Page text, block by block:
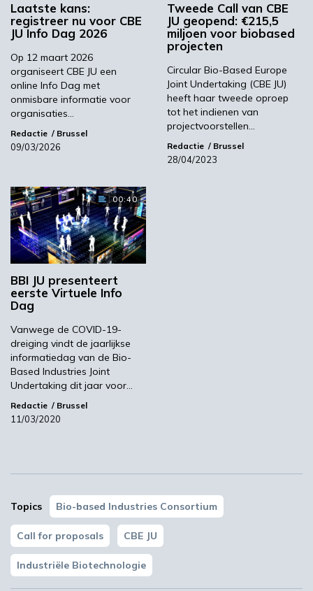
geregistreerde aanvragers in een daarvoor
aangewezen ontmoetingsruimte. De
deelnemers zullen in de expo-ruimte in
contact kunnen treden met
beleidsmedewerkers van de Europese
Commissie, medewerkers van CBE JU,
nationale contactpunten en de Dienst
Onderzoeksvraagstukken.
CBE JU heeft nu ook een netwerkplatform
partners te zoeken en diensten aan te bieden,
en vooral om in contact te komen met andere
leden van de CBE JU gemeenschap. Het
platform blijft open tot de deadline van de Call
for Proposals, op 20 september 2023.
Zie de CBE JU website voor details of kijk in
de agenda.
Beeld: Miha Creative/Shutterstock
CBE JU Agenda
Meest gelezen
Laatste kans:
registreer nu voor CBE
JU Info Dag 2026
Op 12 maart 2026
organiseert CBE JU een
online Info Dag met
onmisbare informatie voor
organisaties…
Redactie Brussel
09/03/2026
Tweede Call van CBE
JU geopend: €215,5
miljoen voor biobased
projecten
Circular Bio-Based Europe
Joint Undertaking (CBE JU)
heeft haar tweede oproep
tot het indienen van
projectvoorstellen…
Redactie Brussel
28/04/2023
00:40
BBI JU presenteert
eerste Virtuele Info
Dag
Vanwege de COVID-19-
dreiging vindt de jaarlijkse
informatiedag van de Bio-
Based Industries Joint
Undertaking dit jaar voor…
Redactie Brussel
11/03/2020
Topics Bio-based Industries Consortium
Call for proposals CBE JU
Industriële Biotechnologie